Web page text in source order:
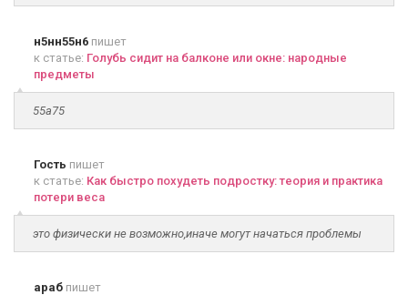
н5нн55н6 пишет
к статье: Голубь сидит на балконе или окне: народные
предметы
55а75
Гость пишет
к статье: Как быстро похудеть подростку: теория и практика
потери веса
это физически не возможно,иначе могут начаться проблемы
араб пишет